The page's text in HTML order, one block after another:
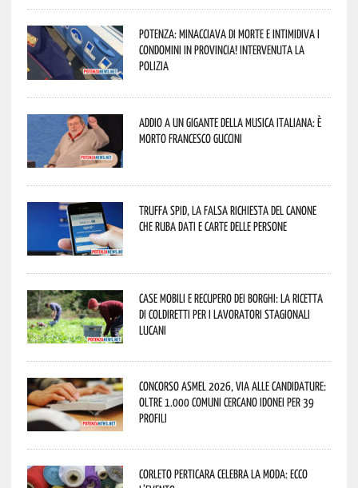
Potenza: minacciava di morte e intimidiva i
condomini in provincia! Intervenuta la
Polizia
Addio a un gigante della musica italiana: è
morto Francesco Guccini
Truffa Spid, la falsa richiesta del canone
che ruba dati e carte delle persone
Case mobili e recupero dei borghi: la ricetta
di Coldiretti per i lavoratori stagionali
lucani
Concorso Asmel 2026, via alle candidature:
oltre 1.000 Comuni cercano idonei per 39
profili
Corleto Perticara celebra la moda: ecco